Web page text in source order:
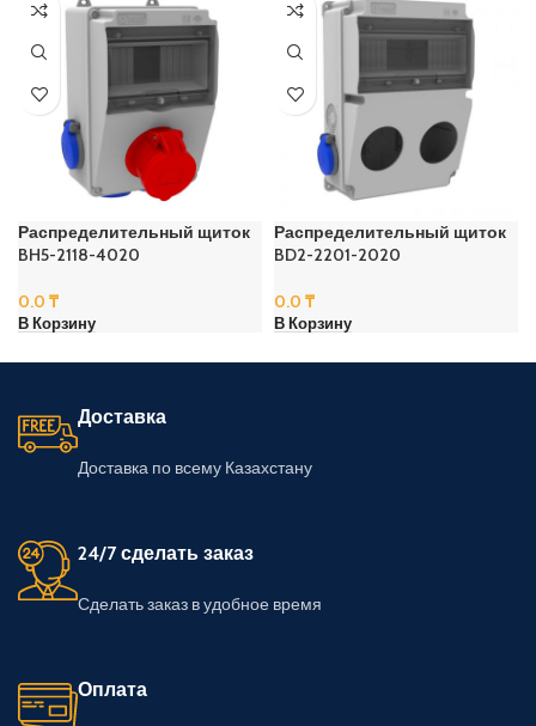
Распределительный щиток
BH5-2118-4020
0.0 ₸
В Корзину
Распределительный щиток
BD2-2201-2020
0.0 ₸
В Корзину
Доставка
Доставка по всему Казахстану
24/7 сделать заказ
Сделать заказ в удобное время
Оплата